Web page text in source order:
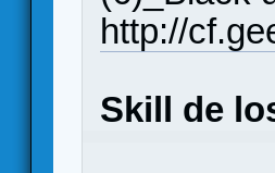
http://
Skill de